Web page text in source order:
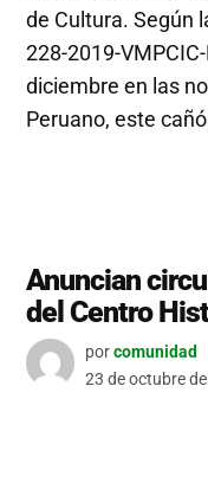
de Cultura. Según
228-2019-
diciembre en las
Peruano, este
Anuncian
del Centro
porcomunidad
23 de octubre